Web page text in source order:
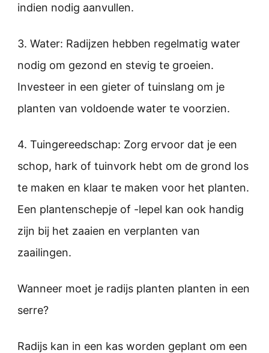
indien nodig aanvullen.
3. Water: Radijzen hebben regelmatig water
nodig om gezond en stevig te groeien.
Investeer in een gieter of tuinslang om je
planten van voldoende water te voorzien.
4. Tuingereedschap: Zorg ervoor dat je een
schop, hark of tuinvork hebt om de grond los
te maken en klaar te maken voor het planten.
Een plantenschepje of -lepel kan ook handig
zijn bij het zaaien en verplanten van
zaailingen.
Wanneer moet je radijs planten planten in een
serre?
Radijs kan in een kas worden geplant om een